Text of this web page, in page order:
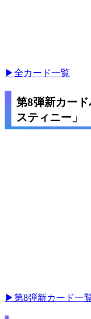
▶全カード一覧
第8弾新カー
スティニー」
▶第8弾新カード一